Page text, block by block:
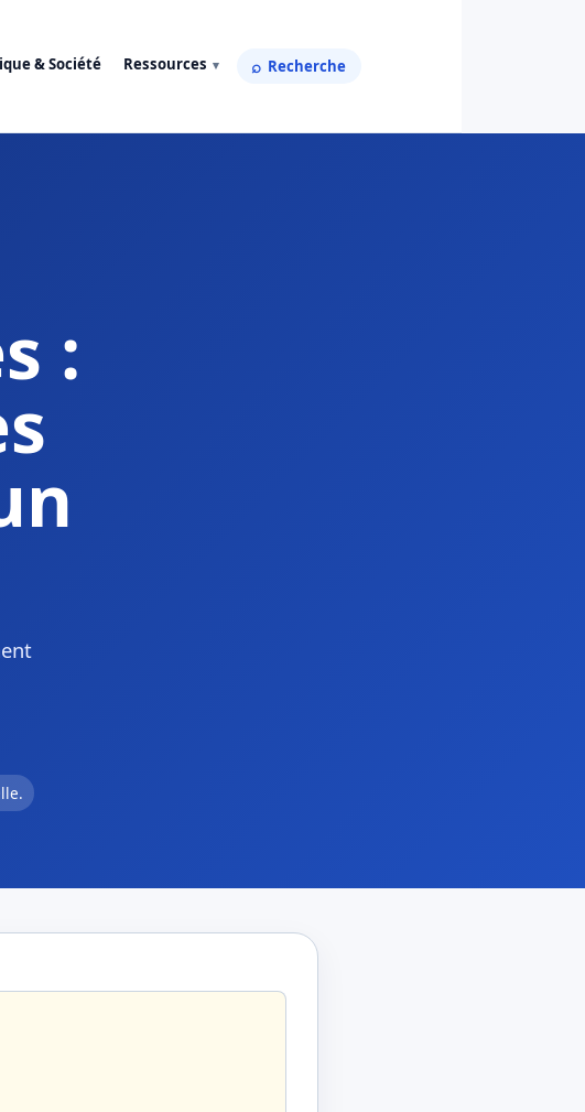
& Société Ressources Recherche
: